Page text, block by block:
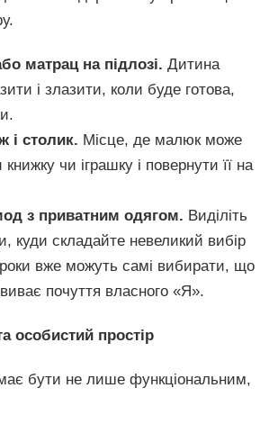
матрац на підлозі. Дитина
і злазити, коли буде готова,
і столик. Місце, де малюк може
чи іграшку і повернути її на
з приватним одягом. Виділіть
куди складайте невеликий вибір
вже можуть самі вибирати, що
почуття власного «Я».
особистий простір
бути не лише функціональним,